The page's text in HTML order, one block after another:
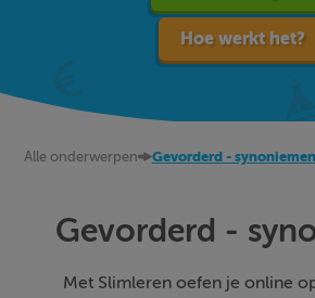
Hoe werkt het?
Alle onderwerpen Gevorderd - synoniemen
Gevorderd -
Met Slimleren oefen je online